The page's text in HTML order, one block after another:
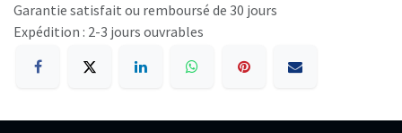
Garantie satisfait ou remboursé de 30 jours
Expédition : 2-3 jours ouvrables